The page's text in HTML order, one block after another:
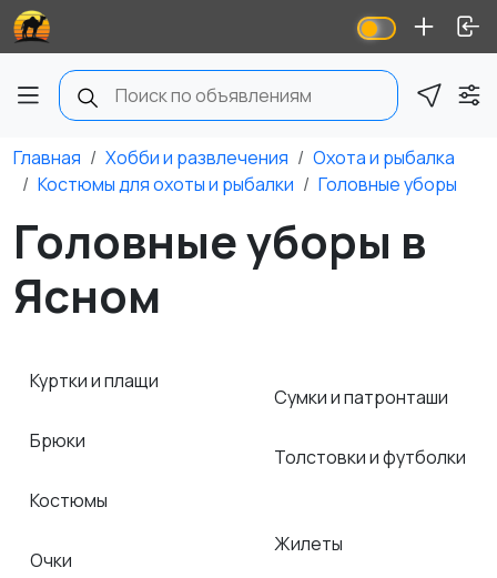
Главная Хобби и развлечения
Охота и рыбалка
Костюмы для охоты и рыбалки
Головные уборы
Головные уборы в
Ясном
Куртки и плащи
Брюки
Костюмы
Очки
Сумки и патронташи
Толстовки и футболки
Жилеты